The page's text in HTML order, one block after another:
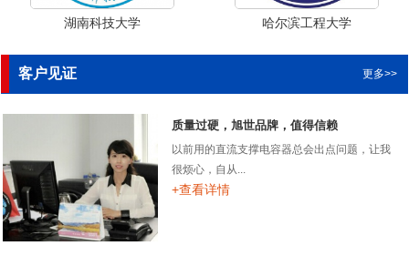
湖南科技大学 哈尔滨工程大学
客户见证 更多>>
质量过硬，旭世品牌，值得信赖
以前用的直流支撑电容器总会出点问题，让我
很烦心，自从...
+查看详情